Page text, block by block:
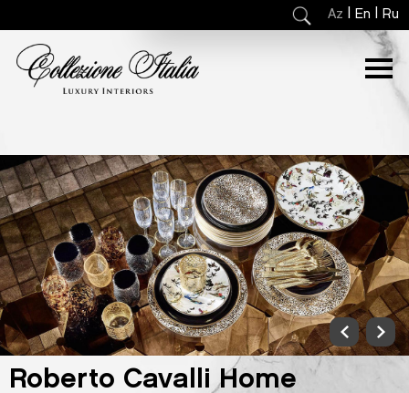
Az En Ru
Roberto Cavalli Home